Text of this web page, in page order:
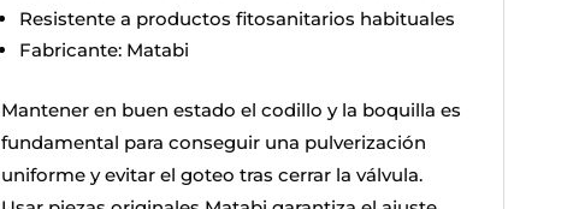
Resistente a productos fitosanitarios habituales
Fabricante: Matabi
Mantener en buen estado el codillo y la boquilla es
fundamental para conseguir una pulverización
uniforme y evitar el goteo tras cerrar la válvula.